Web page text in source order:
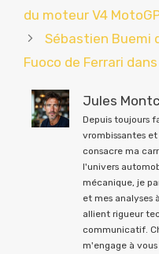
du moteur V4
Sébastien Buemi
Fuoco de Ferrari
Jules
Depuis toujours
vrombissantes
consacre ma
l'univers
mécanique, je
et mes analyses
allient rigueur
communicatif.
m'engage à